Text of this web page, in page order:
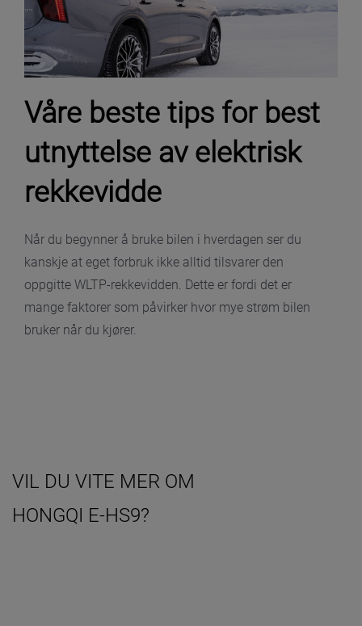
Våre beste tips for best
utnyttelse av elektrisk
rekkevidde
Når du begynner å bruke bilen i hverdagen ser du
kanskje at eget forbruk ikke alltid tilsvarer den
oppgitte WLTP-rekkevidden. Dette er fordi det er
mange faktorer som påvirker hvor mye strøm bilen
bruker når du kjører.
VIL DU VITE MER OM
HONGQI E-HS9?